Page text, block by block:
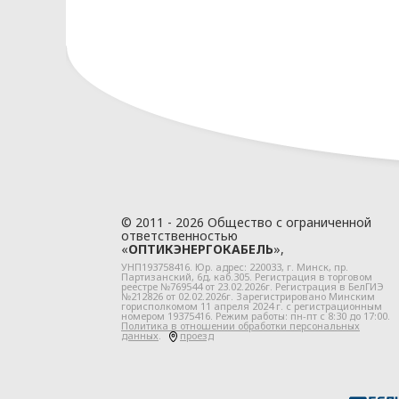
© 2011 - 2026 Общество с ограниченной
ответственностью
«ОПТИКЭНЕРГОКАБЕЛЬ»,
УНП193758416. Юр. адрес: 220033, г. Минск, пр.
Партизанский, 6д, каб.305. Регистрация в торговом
реестре №769544 от 23.02.2026г. Регистрация в БелГИЭ
№212826 от 02.02.2026г. Зарегистрировано Минским
горисполкомом 11 апреля 2024 г. с регистрационным
номером 19375416. Режим работы: пн-пт с 8:30 до 17:00.
Политика в отношении обработки персональных
данных. проезд
данных» (далее - Закон о защите
Закон Республики Беларусь от
информатизации и защите
иные нормативные правовые акты
локальные правовые акты и иные
Положение об обработке и защите
Положение о порядке обеспечения
информации, содержащей
иные локальные правовые акты и
регулирование отношений в